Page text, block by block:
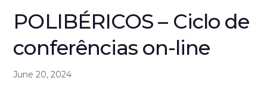
POLIBÉRICOS – Ciclo de
conferências on-line
June 20, 2024